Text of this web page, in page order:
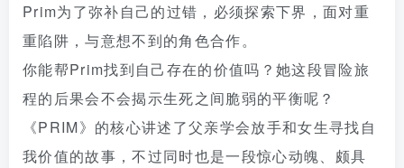
Prim为了弥补自己的过错，必须探索下界，面对重
重陷阱，与意想不到的角色合作。
你能帮Prim找到自己存在的价值吗？她这段冒险旅
程的后果会不会揭示生死之间脆弱的平衡呢？
《PRIM》的核心讲述了父亲学会放手和女生寻找自
我价值的故事，不过同时也是一段惊心动魄、颇具